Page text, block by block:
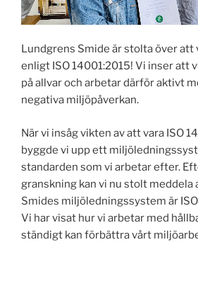
Lundgrens Smide är stolta över att
enligt ISO 14001:2015! Vi inser att
på allvar och arbetar därför aktivt
negativa miljöpåverkan.
När vi insåg vikten av att vara ISO
byggde vi upp ett
standarden som vi arbetar efter.
granskning kan vi nu stolt meddela
Smides miljöledningssystem är
Vi har visat hur vi arbetar med
ständigt kan förbättra vårt